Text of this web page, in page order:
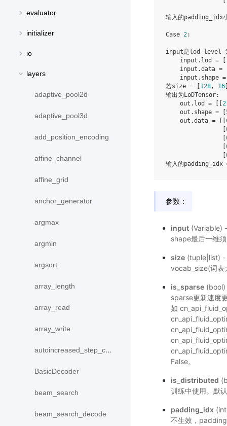
evaluator
initializer
io
layers
adaptive_pool2d
adaptive_pool3d
add_position_encoding
affine_channel
affine_grid
anchor_generator
argmax
argmin
argsort
array_length
array_read
array_write
autoincreased_step_counter
BasicDecoder
beam_search
beam_search_decode
输入的padding_idx
Case 2:
input是lod level
input.lod =
input.data =
input.shape
若size = [ 128, 16
输出为LoDTensor:
    out.lod = [[
2
    out.shape = [
    out.data = [[
输入的
参数：
input(Variable)
shape最后一维
size(tuple|list) -
vocab_size(词表
is_sparse(bool)
sparse更新速度
如
False。
is_distributed
训练中使用。默
padding_idx
不生效，